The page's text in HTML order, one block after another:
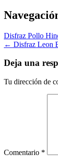
Disfraz Pollo
← Disfraz Leon
Deja una
Tu dirección de
Comentario *